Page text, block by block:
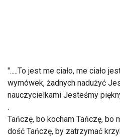
".....To jest me ciało, me ciało
wymówek, żadnych nadużyć
nauczycielkami Jesteśmy
.
Tańczę, bo kocham Tańczę, bo
dość Tańczę, by zatrzymać